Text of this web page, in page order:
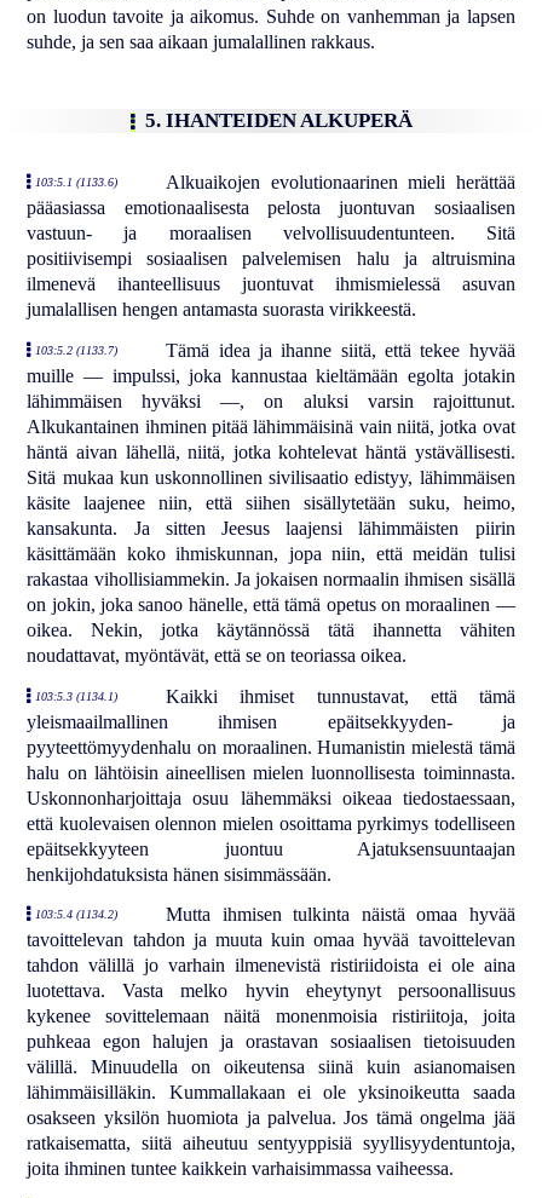
on luodun tavoite ja aikomus. Suhde on vanhemman ja lapsen
suhde, ja sen saa aikaan jumalallinen rakkaus.
5. IHANTEIDEN ALKUPERÄ
103:5.1 (1133.6)
Alkuaikojen evolutionaarinen mieli herättää
pääasiassa emotionaalisesta pelosta juontuvan sosiaalisen
vastuun- ja moraalisen velvollisuudentunteen. Sitä
positiivisempi sosiaalisen palvelemisen halu ja altruismina
ilmenevä ihanteellisuus juontuvat ihmismielessä asuvan
jumalallisen hengen antamasta suorasta virikkeestä.
103:5.2 (1133.7)
Tämä idea ja ihanne siitä, että tekee hyvää
muille — impulssi, joka kannustaa kieltämään egolta jotakin
lähimmäisen hyväksi —, on aluksi varsin rajoittunut.
Alkukantainen ihminen pitää lähimmäisinä vain niitä, jotka ovat
häntä aivan lähellä, niitä, jotka kohtelevat häntä ystävällisesti.
Sitä mukaa kun uskonnollinen sivilisaatio edistyy, lähimmäisen
käsite laajenee niin, että siihen sisällytetään suku, heimo,
kansakunta. Ja sitten Jeesus laajensi lähimmäisten piirin
käsittämään koko ihmiskunnan, jopa niin, että meidän tulisi
rakastaa vihollisiammekin. Ja jokaisen normaalin ihmisen sisällä
on jokin, joka sanoo hänelle, että tämä opetus on moraalinen —
oikea. Nekin, jotka käytännössä tätä ihannetta vähiten
noudattavat, myöntävät, että se on teoriassa oikea.
103:5.3 (1134.1)
Kaikki ihmiset tunnustavat, että tämä
yleismaailmallinen ihmisen epäitsekkyyden- ja
pyyteettömyydenhalu on moraalinen. Humanistin mielestä tämä
halu on lähtöisin aineellisen mielen luonnollisesta toiminnasta.
Uskonnonharjoittaja osuu lähemmäksi oikeaa tiedostaessaan,
että kuolevaisen olennon mielen osoittama pyrkimys todelliseen
epäitsekkyyteen juontuu Ajatuksensuuntaajan
henkijohdatuksista hänen sisimmässään.
103:5.4 (1134.2)
Mutta ihmisen tulkinta näistä omaa hyvää
tavoittelevan tahdon ja muuta kuin omaa hyvää tavoittelevan
tahdon välillä jo varhain ilmenevistä ristiriidoista ei ole aina
luotettava. Vasta melko hyvin eheytynyt persoonallisuus
kykenee sovittelemaan näitä monenmoisia ristiriitoja, joita
puhkeaa egon halujen ja orastavan sosiaalisen tietoisuuden
välillä. Minuudella on oikeutensa siinä kuin asianomaisen
lähimmäisilläkin. Kummallakaan ei ole yksinoikeutta saada
osakseen yksilön huomiota ja palvelua. Jos tämä ongelma jää
ratkaisematta, siitä aiheutuu sentyyppisiä syyllisyydentuntoja,
joita ihminen tuntee kaikkein varhaisimmassa vaiheessa.